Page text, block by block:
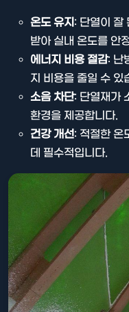
온도 유지 : 단열이 잘
받아 실내 온도를 안
에너지 비용 절감: 난
지 비용을 줄일 수 있
소음 차단: 단열재가
환경을 제공합니다.
건강 개선: 적절한 온
데 필수적입니다.